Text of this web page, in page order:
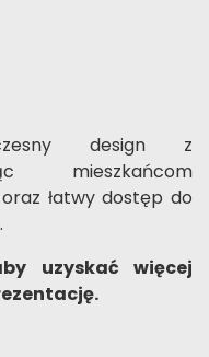
design z
mieszkańcom
łatwy dostęp do
uzyskać więcej